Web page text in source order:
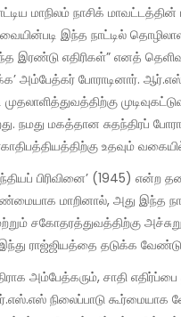
மாநிலம் நாசிக்
இந்த நாட்டில்
இரண்டு எதிரிகள்” எனத்
அம்பேத்கர் போராடினார்.
முதலாளித்துவத்திற்கு
நமது மகத்தான சுதந்திரப்
உதவும்
பிரிவினை’ (1945) என்ற
மாறினால், அது இந்த
சகோதரத்துவத்திற்கு
ராஜ்ஜியத்தை தடுக்க
ஆர்.எஸ்.எஸ் நிலைப்பாடு